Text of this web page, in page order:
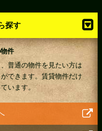
探す
件
普通の物件を見たい方は
できます。賃貸物件だけ
います。